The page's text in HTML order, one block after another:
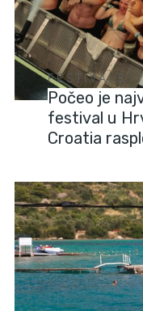
FESTIVALS
Počeo je
festival u
Croatia